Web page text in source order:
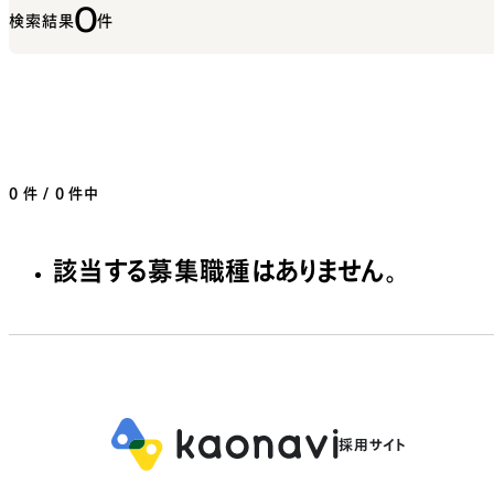
検索結果0件
0 件 / 0 件中
該当する募集職種はありません。